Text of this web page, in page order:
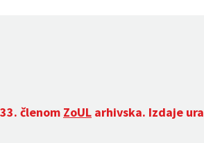
členom ZoUL arhivska. Izdaje